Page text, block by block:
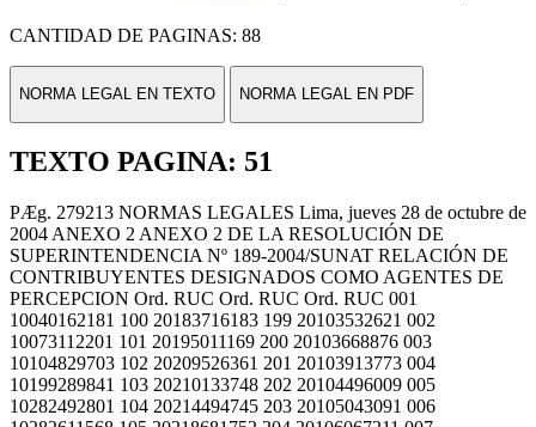
CANTIDAD DE PAGINAS: 88
NORMA LEGAL EN TEXTO NORMA LEGAL EN PDF
TEXTO PAGINA: 51
PÆg. 279213 NORMAS LEGALES Lima, jueves 28 de octubre de
2004 ANEXO 2 ANEXO 2 DE LA RESOLUCIÓN DE
SUPERINTENDENCIA Nº 189-2004/SUNAT RELACIÓN DE
CONTRIBUYENTES DESIGNADOS COMO AGENTES DE
PERCEPCION Ord. RUC Ord. RUC Ord. RUC 001
10040162181 100 20183716183 199 20103532621 002
10073112201 101 20195011169 200 20103668876 003
10104829703 102 20209526361 201 20103913773 004
10199289841 103 20210133748 202 20104496009 005
10282492801 104 20214494745 203 20105043091 006